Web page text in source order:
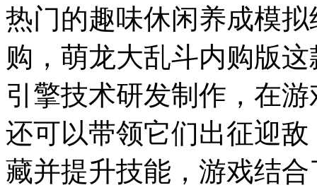
热门的趣味休闲养成模
购，萌龙大乱斗内购版
引擎技术研发制作，在
还可以带领它们出征迎
藏并提升技能，游戏结